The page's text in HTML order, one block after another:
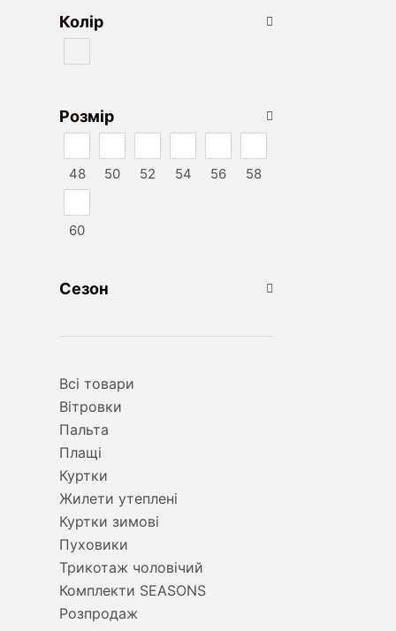
Колір
Розмір
48 50 52 54 56 58
60
Сезон
Всі товари
Вітровки
Пальта
Плащі
Куртки
Жилети утеплені
Куртки зимові
Пуховики
Трикотаж чоловічий
Комплекти SEASONS
Розпродаж